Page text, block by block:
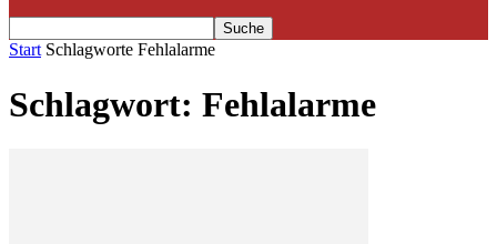
Start Schlagworte Fehlalarme
Schlagwort: Fehlalarme